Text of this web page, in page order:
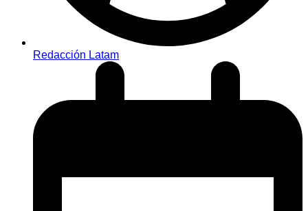
Redacción Latam